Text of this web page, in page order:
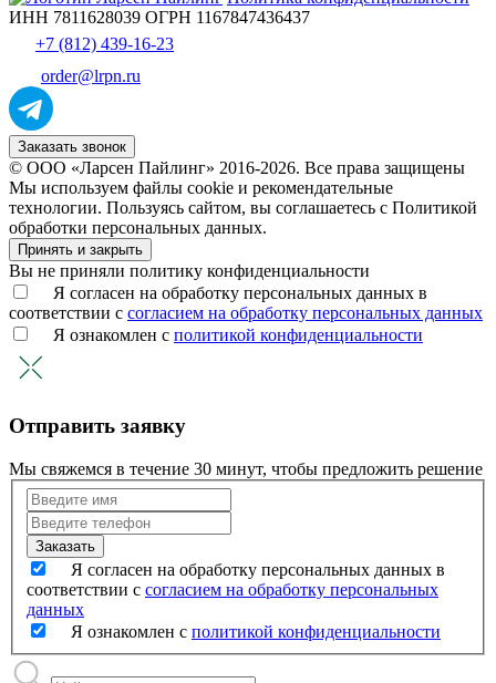
ИНН 7811628039 ОГРН 1167847436437
+7 (812) 439-16-23
order@lrpn.ru
Заказать звонок
© ООО «Ларсен Пайлинг» 2016-2026. Все права защищены
Мы используем файлы cookie и рекомендательные
технологии. Пользуясь сайтом, вы соглашаетесь с Политикой
обработки персональных данных.
Принять и закрыть
Вы не приняли политику конфиденциальности
Я согласен на обработку персональных данных в
соответствии с согласием на обработку персональных данных
Я ознакомлен с политикой конфиденциальности
Отправить заявку
Мы свяжемся в течение 30 минут, чтобы предложить решение
Я согласен на обработку персональных данных в
соответствии с согласием на обработку персональных
данных
Я ознакомлен с политикой конфиденциальности